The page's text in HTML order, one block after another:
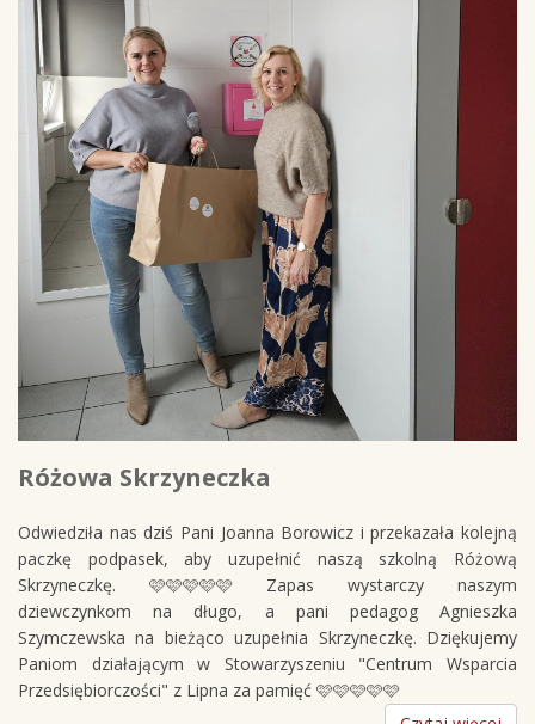
Różowa Skrzyneczka
Odwiedziła nas dziś Pani Joanna Borowicz i przekazała kolejną
paczkę podpasek, aby uzupełnić naszą szkolną Różową
Skrzyneczkę. 🩷🩷🩷🩷🩷 Zapas wystarczy naszym
dziewczynkom na długo, a pani pedagog Agnieszka
Szymczewska na bieżąco uzupełnia Skrzyneczkę. Dziękujemy
Paniom działającym w Stowarzyszeniu "Centrum Wsparcia
Przedsiębiorczości" z Lipna za pamięć 🩷🩷🩷🩷🩷